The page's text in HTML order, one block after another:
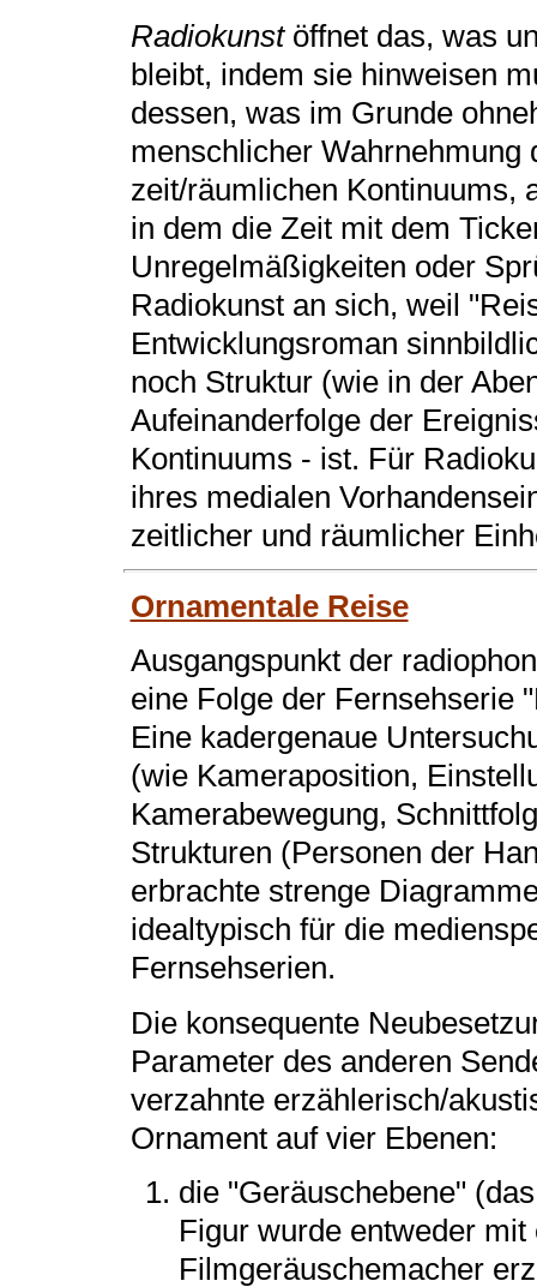
Radiokunstöffnet das, was
bleibt, indem sie hinweisen
dessen, was im Grunde
menschlicher Wahrnehmung
zeit/räumlichen Kontinuums,
in dem die Zeit mit dem
Unregelmäßigkeiten oder
Radiokunst an sich, weil
Entwicklungsroman
noch Struktur (wie in der
Aufeinanderfolge der
Kontinuums - ist. Für
ihres medialen
zeitlicher und räumlicher
Ornamentale Reise
Ausgangspunkt der
eine Folge der Fernsehserie
Eine kadergenaue
(wie Kameraposition,
Kamerabewegung,
Strukturen (Personen der
erbrachte strenge
idealtypisch für die
Fernsehserien.
Die konsequente
Parameter des anderen
verzahnte erzählerisch/
Ornament auf vier Ebenen:
die "Geräuschebene"
Figur wurde entweder
Filmgeräuschemacher